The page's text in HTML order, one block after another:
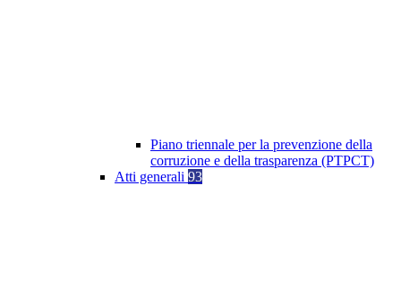
Piano triennale per la prevenzione della
corruzione e della trasparenza (PTPCT)
Atti generali 93